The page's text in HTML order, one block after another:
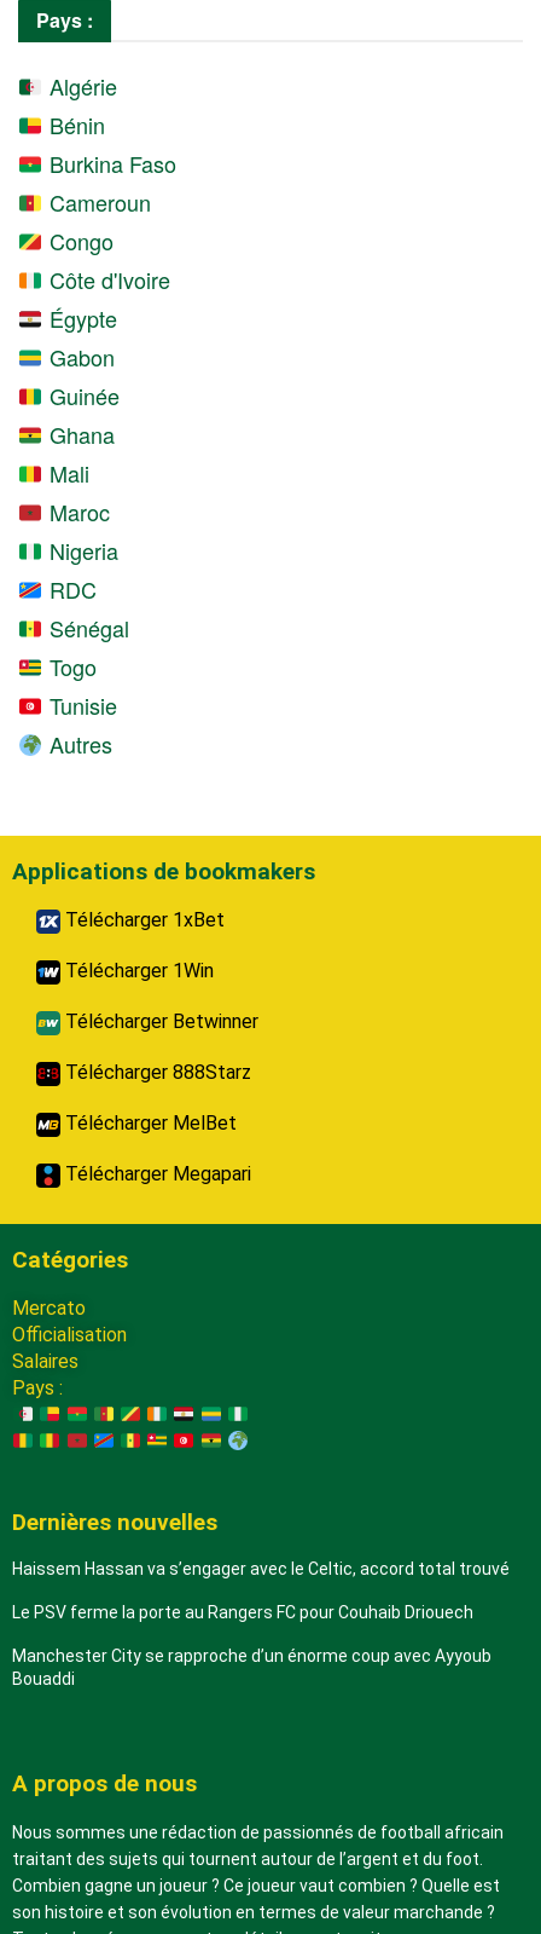
Pays :
Algérie
Bénin
Burkina Faso
Cameroun
Congo
Côte d'Ivoire
Égypte
Gabon
Guinée
Ghana
Mali
Maroc
Nigeria
RDC
Sénégal
Togo
Tunisie
Autres
Applications de bookmakers
Télécharger 1xBet
Télécharger 1Win
Télécharger Betwinner
Télécharger 888Starz
Télécharger MelBet
Télécharger Megapari
Catégories
Mercato
Officialisation
Salaires
Pays :
Dernières nouvelles
Haissem Hassan va s’engager avec le Celtic, accord total trouvé
Le PSV ferme la porte au Rangers FC pour Couhaib Driouech
Manchester City se rapproche d’un énorme coup avec Ayyoub
Bouaddi
A propos de nous
Nous sommes une rédaction de passionnés de football africain
traitant des sujets qui tournent autour de l’argent et du foot.
Combien gagne un joueur ? Ce joueur vaut combien ? Quelle est
son histoire et son évolution en termes de valeur marchande ?